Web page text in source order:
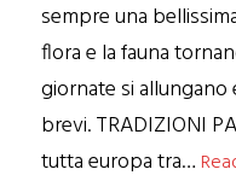
sempre una
flora e la fauna
giornate si
brevi. TRADIZIONI
tutta europa tra…